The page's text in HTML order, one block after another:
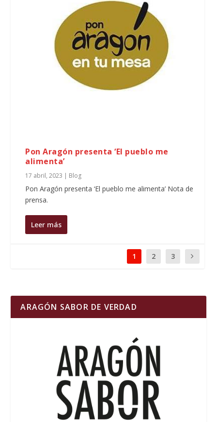
Pon Aragón presenta ‘El pueblo me
alimenta’
17 abril, 2023 | Blog
Pon Aragón presenta ‘El pueblo me alimenta’ Nota de
prensa.
Leer más
1 2 3
ARAGÓN SABOR DE VERDAD